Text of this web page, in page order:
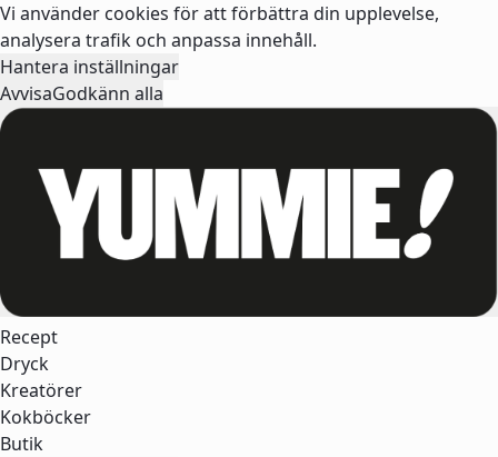
Vi använder cookies för att förbättra din upplevelse,
analysera trafik och anpassa innehåll.
Hantera inställningar
AvvisaGodkänn alla
Recept
Dryck
Kreatörer
Kokböcker
Butik